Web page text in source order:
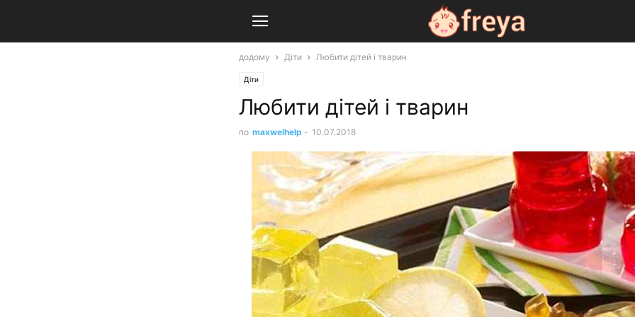
додому Діти Любити дітей і тварин
Діти
Любити дітей і тварин
по maxwelhelp - 10.07.2018